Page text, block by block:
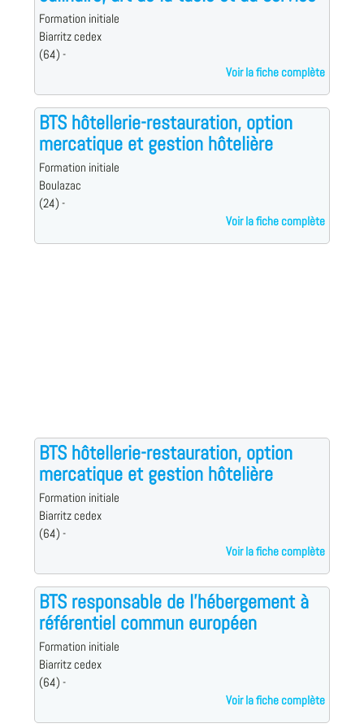
Formation initiale
Biarritz cedex
(64) -
Voir la fiche complète
BTS hôtellerie-restauration, option
mercatique et gestion hôtelière
Formation initiale
Boulazac
(24) -
Voir la fiche complète
BTS hôtellerie-restauration, option
mercatique et gestion hôtelière
Formation initiale
Biarritz cedex
(64) -
Voir la fiche complète
BTS responsable de l'hébergement à
référentiel commun européen
Formation initiale
Biarritz cedex
(64) -
Voir la fiche complète